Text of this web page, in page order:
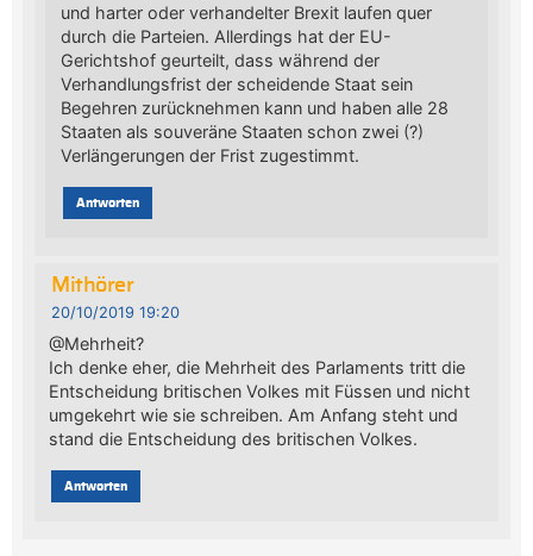
und harter oder verhandelter Brexit laufen quer
durch die Parteien. Allerdings hat der EU-
Gerichtshof geurteilt, dass während der
Verhandlungsfrist der scheidende Staat sein
Begehren zurücknehmen kann und haben alle 28
Staaten als souveräne Staaten schon zwei (?)
Verlängerungen der Frist zugestimmt.
Antworten
Mithörer
20/10/2019 19:20
@Mehrheit?
Ich denke eher, die Mehrheit des Parlaments tritt die
Entscheidung britischen Volkes mit Füssen und nicht
umgekehrt wie sie schreiben. Am Anfang steht und
stand die Entscheidung des britischen Volkes.
Antworten